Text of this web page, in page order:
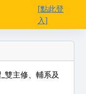
[點此登
入]
雙主修、輔系及